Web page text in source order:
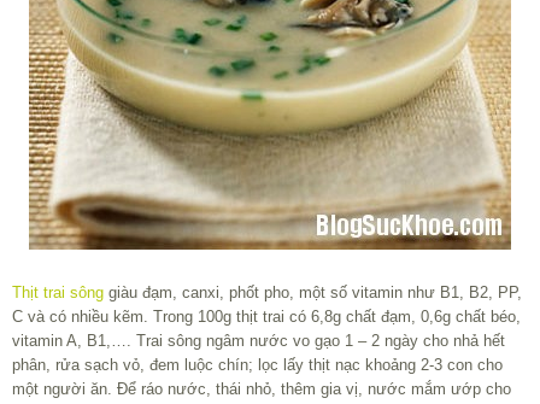
Thịt trai sông giàu đạm, canxi, phốt pho, một số vitamin như B1, B2, PP,
C và có nhiều kẽm. Trong 100g thịt trai có 6,8g chất đạm, 0,6g chất béo,
vitamin A, B1,…. Trai sông ngâm nước vo gạo 1 – 2 ngày cho nhả hết
phân, rửa sạch vỏ, đem luộc chín; lọc lấy thịt nạc khoảng 2-3 con cho
một người ăn. Để ráo nước, thái nhỏ, thêm gia vị, nước mắm ướp cho